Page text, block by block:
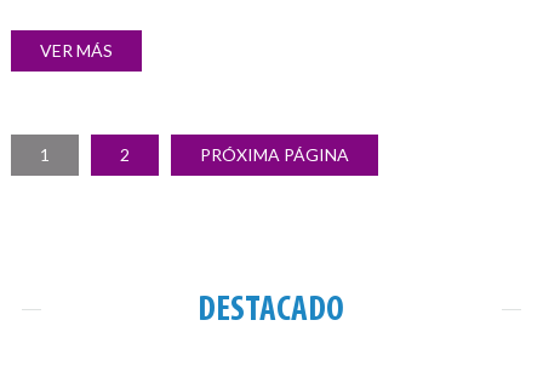
VER MÁS
Paginación
de
PÁGINA
1 PÁGINA
2 PRÓXIMA PÁGINA
DESTACADO